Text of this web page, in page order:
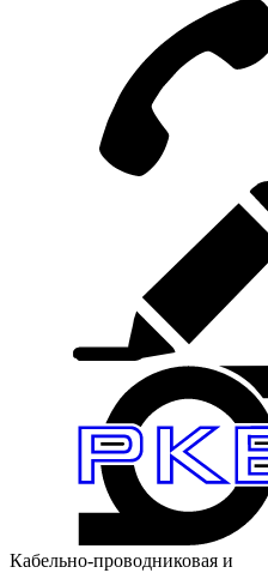
Кабельно-проводниковая и